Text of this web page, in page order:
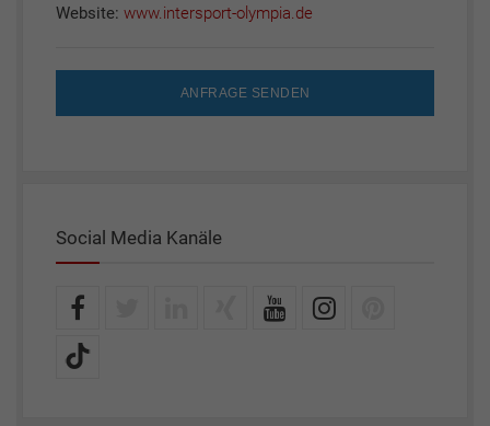
Website: www.intersport-olympia.de
ANFRAGE SENDEN
Social Media Kanäle